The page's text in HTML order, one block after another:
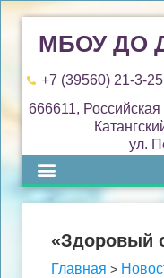
МБОУ ДО
+7 (39560) 21-3-25
666611,
ул.
«Здоровый
Главная >